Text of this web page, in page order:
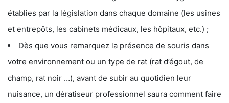
établies par la législation dans chaque domaine (les usines
et entrepôts, les cabinets médicaux, les hôpitaux, etc.) ;
Dès que vous remarquez la présence de souris dans
votre environnement ou un type de rat (rat d’égout, de
champ, rat noir …), avant de subir au quotidien leur
nuisance, un dératiseur professionnel saura comment faire